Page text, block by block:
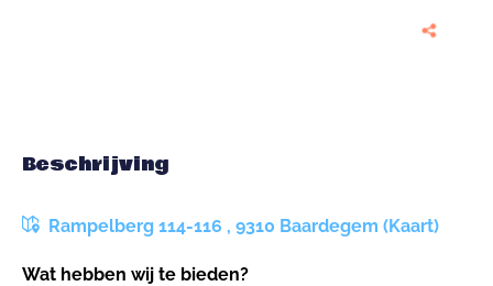
Beschrijving
Rampelberg 114-116 , 9310 Baardegem (Kaart)
Wat hebben wij te bieden?